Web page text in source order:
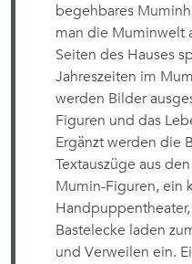
begehbares
man die Muminwelt
Seiten des Hauses
Jahreszeiten im
werden Bilder
Figuren und das
Ergänzt werden die
Textauszüge aus
Mumin-Figuren, ein
Bastelecke laden
und Verweilen ein.